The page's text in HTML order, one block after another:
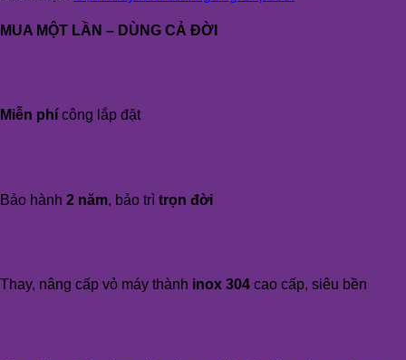
MUA MỘT LẦN – DÙNG CẢ ĐỜI
Miễn phí công lắp đặt
Bảo hành 2 năm, bảo trì trọn đời
Thay, nâng cấp vỏ máy thành inox 304 cao cấp, siêu bền